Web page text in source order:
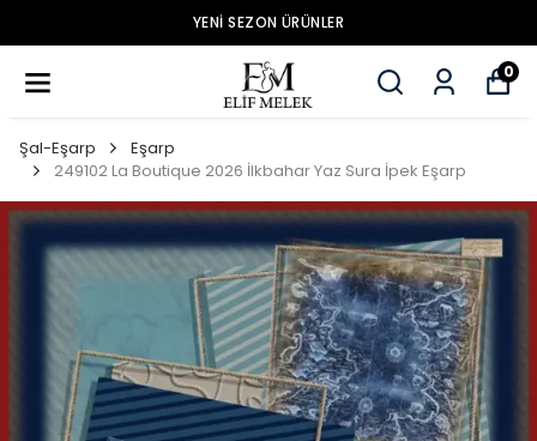
YENİ SEZON ÜRÜNLER
0
Şal-Eşarp
Eşarp
249102 La Boutique 2026 İlkbahar Yaz Sura İpek Eşarp